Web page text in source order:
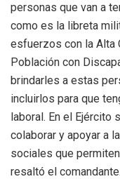
personas que van a
como es la libreta
esfuerzos con la Alta
Población con
brindarles a estas
incluirlos para que
laboral. En el
colaborar y apoyar a
sociales que
resaltó el comandante.